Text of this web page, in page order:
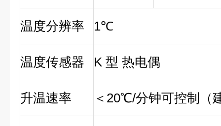
温度分辨率 1℃
温度传感器 K 型 热电偶
升温速率 ＜20℃/分钟可控制（